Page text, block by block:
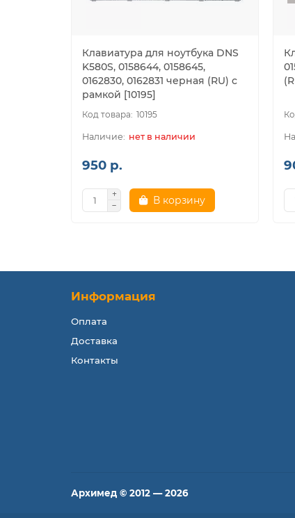
Клавиатура для ноутбука DNS
K580S, 0158644, 0158645,
0162830, 0162831 черная (RU) с
рамкой [10195]
10195
нет в наличии
950 р.
В корзину
Информация
Оплата
Доставка
Контакты
Архимед © 2012 — 2026